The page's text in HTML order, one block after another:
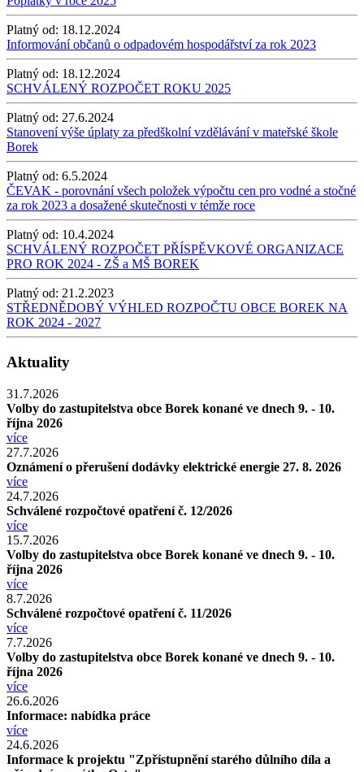
Platný od: 18.12.2024
Informování občanů o odpadovém hospodářství za rok 2023
Platný od: 18.12.2024
SCHVÁLENÝ ROZPOČET ROKU 2025
Platný od: 27.6.2024
Stanovení výše úplaty za předškolní vzdělávání v mateřské škole
Borek
Platný od: 6.5.2024
ČEVAK - porovnání všech položek výpočtu cen pro vodné a stočné
za rok 2023 a dosažené skutečnosti v témže roce
Platný od: 10.4.2024
SCHVÁLENÝ ROZPOČET PŘÍSPĚVKOVÉ ORGANIZACE
PRO ROK 2024 - ZŠ a MŠ BOREK
Platný od: 21.2.2023
STŘEDNĚDOBÝ VÝHLED ROZPOČTU OBCE BOREK NA
ROK 2024 - 2027
Aktuality
31.7.2026
Volby do zastupitelstva obce Borek konané ve dnech 9. - 10.
října 2026
více
27.7.2026
Oznámení o přerušení dodávky elektrické energie 27. 8. 2026
více
24.7.2026
Schválené rozpočtové opatření č. 12/2026
více
15.7.2026
Volby do zastupitelstva obce Borek konané ve dnech 9. - 10.
října 2026
více
8.7.2026
Schválené rozpočtové opatření č. 11/2026
více
7.7.2026
Volby do zastupitelstva obce Borek konané ve dnech 9. - 10.
října 2026
více
26.6.2026
Informace: nabídka práce
více
24.6.2026
Informace k projektu "Zpřístupnění starého důlního díla a